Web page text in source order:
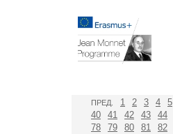
ПРЕД. 1 2 3 4 5
40
41 42 43 44
78
79 80 81 82